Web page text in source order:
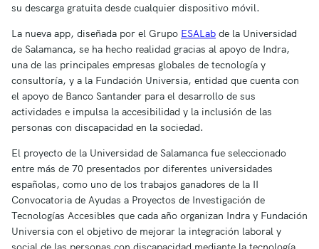
su descarga gratuita desde cualquier dispositivo móvil.
La nueva app, diseñada por el Grupo ESALab de la Universidad
de Salamanca, se ha hecho realidad gracias al apoyo de Indra,
una de las principales empresas globales de tecnología y
consultoría, y a la Fundación Universia, entidad que cuenta con
el apoyo de Banco Santander para el desarrollo de sus
actividades e impulsa la accesibilidad y la inclusión de las
personas con discapacidad en la sociedad.
El proyecto de la Universidad de Salamanca fue seleccionado
entre más de 70 presentados por diferentes universidades
españolas, como uno de los trabajos ganadores de la II
Convocatoria de Ayudas a Proyectos de Investigación de
Tecnologías Accesibles que cada año organizan Indra y Fundación
Universia con el objetivo de mejorar la integración laboral y